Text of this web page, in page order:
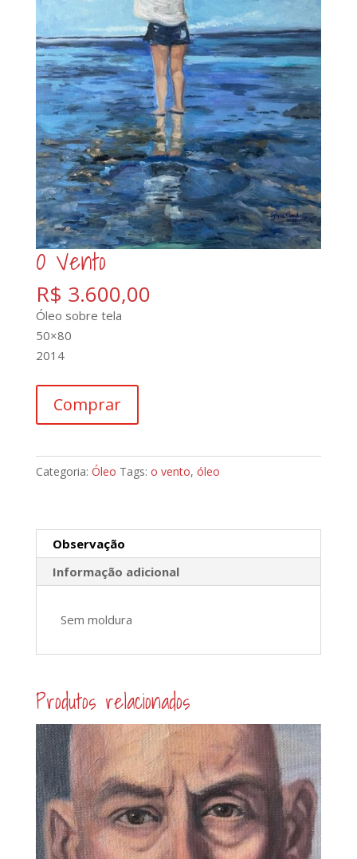
O Vento
R$ 3.600,00
Óleo sobre tela
50×80
2014
VentoComprar
Categoria: Óleo Tags: o vento, óleo
Observação
Informação adicional
Sem moldura
Produtos relacionados